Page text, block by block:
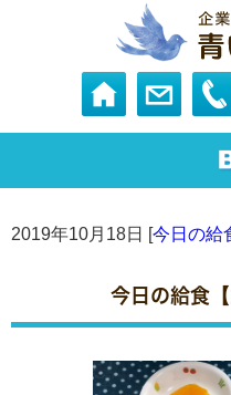
2019年10月18日 [今日の給
今日の給食